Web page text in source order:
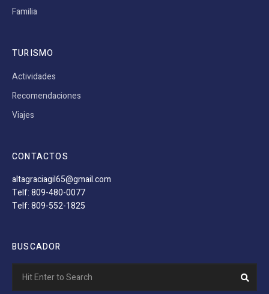
Familia
TURISMO
Actividades
Recomendaciones
Viajes
CONTACTOS
altagraciagil65@gmail.com
Telf: 809-480-0077
Telf: 809-552-1825
BUSCADOR
for: